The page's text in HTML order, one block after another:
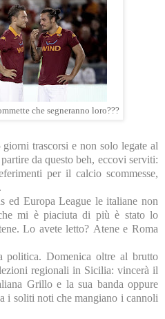
che segneranno loro???
trascorsi e non solo legate al
da questo beh, eccovi serviti:
per il calcio scommesse,
ed Europa League le italiane non
mi è piaciuta di più è stato lo
Lo avete letto? Atene e Roma
politica. Domenica oltre al brutto
regionali in Sicilia: vincerà il
Grillo e la sua banda oppure
i soliti noti che mangiano i cannoli